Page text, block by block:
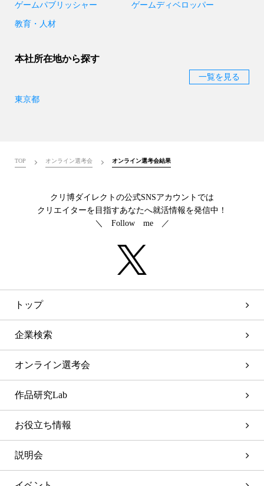
ゲームパブリッシャー ゲームディベロッパー
教育・人材
本社所在地から探す
一覧を見る
東京都
TOP オンライン選考会 オンライン選考会結果
クリ博ダイレクトの公式SNSアカウントでは
クリエイターを目指すあなたへ就活情報を発信中！
＼ Follow me ／
トップ
企業検索
オンライン選考会
作品研究Lab
お役立ち情報
説明会